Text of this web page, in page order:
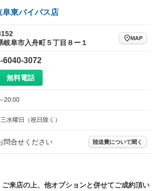
東バイパス店
岐阜市入舟町５丁目８ー１
MAP
6040-3072
無料電話
20:00
水曜日（祝日除く）
問合せください 陸送費について聞く
ご来店の上、他オプションと併せてご成約頂い